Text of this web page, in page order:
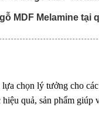
MDF Melamine tại
chọn lý tưởng cho
quả, sản phẩm